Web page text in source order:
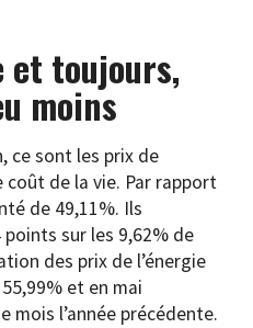
et toujours,
moins
ce sont les prix de
coût de la vie. Par rapport
de 49,11%. Ils
sur les 9,62% de
des prix de l’énergie
et en mai
mois l’année précédente.